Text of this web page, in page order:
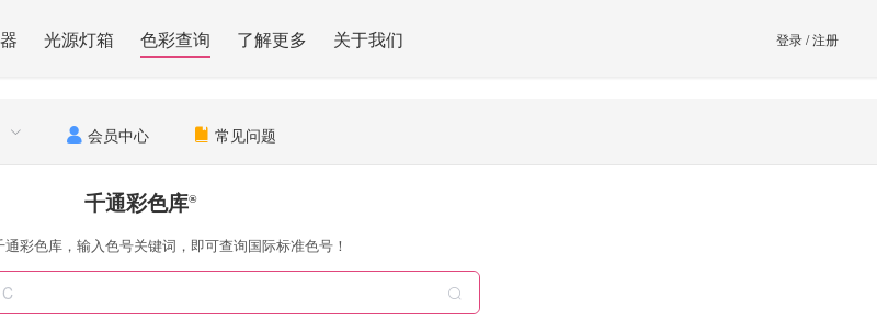
光源灯箱 色彩查询 了解更多 关于我们 登录/注册
会员中心 常见问题
千通彩色库®
彩色库，输入色号关键词，即可查询国际标准色号！